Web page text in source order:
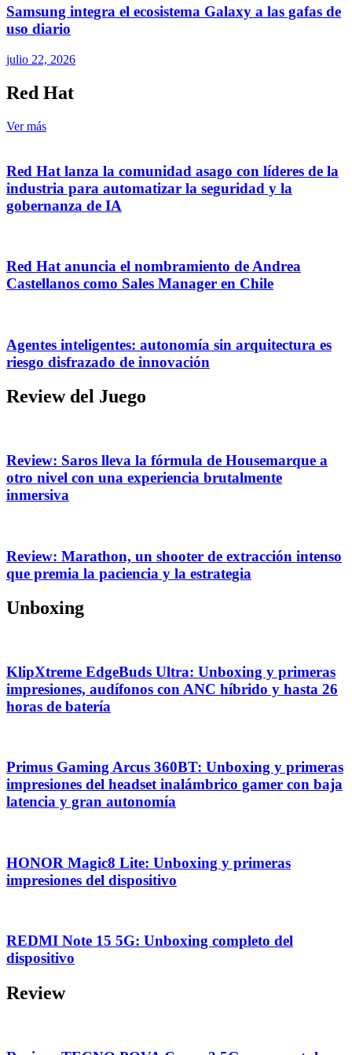
Samsung integra el ecosistema Galaxy a las gafas de
uso diario
julio 22, 2026
Red Hat
Ver más
Red Hat lanza la comunidad asago con líderes de la
industria para automatizar la seguridad y la
gobernanza de IA
Red Hat anuncia el nombramiento de Andrea
Castellanos como Sales Manager en Chile
Agentes inteligentes: autonomía sin arquitectura es
riesgo disfrazado de innovación
Review del Juego
Review: Saros lleva la fórmula de Housemarque a
otro nivel con una experiencia brutalmente
inmersiva
Review: Marathon, un shooter de extracción intenso
que premia la paciencia y la estrategia
Unboxing
KlipXtreme EdgeBuds Ultra: Unboxing y primeras
impresiones, audífonos con ANC híbrido y hasta 26
horas de batería
Primus Gaming Arcus 360BT: Unboxing y primeras
impresiones del headset inalámbrico gamer con baja
latencia y gran autonomía
HONOR Magic8 Lite: Unboxing y primeras
impresiones del dispositivo
REDMI Note 15 5G: Unboxing completo del
dispositivo
Review